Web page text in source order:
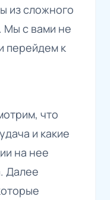
из сложного
Мы с вами не
перейдем к
что
и какие
на нее
Далее